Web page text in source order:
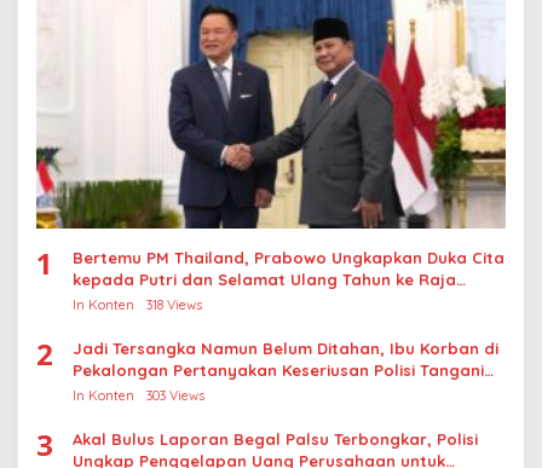
1
Bertemu PM Thailand, Prabowo Ungkapkan Duka Cita
kepada Putri dan Selamat Ulang Tahun ke Raja
Thailand
In Konten 318 Views
2
Jadi Tersangka Namun Belum Ditahan, Ibu Korban di
Pekalongan Pertanyakan Keseriusan Polisi Tangani
Kasus Rudapksa Sampai Anaknya Hamil
In Konten 303 Views
3
Akal Bulus Laporan Begal Palsu Terbongkar, Polisi
Ungkap Penggelapan Uang Perusahaan untuk